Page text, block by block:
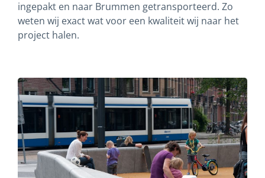
ingepakt en naar Brummen getransporteerd. Zo
weten wij exact wat voor een kwaliteit wij naar het
project halen.